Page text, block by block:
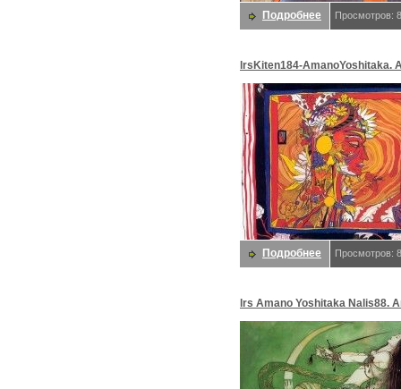
Подробнее Просмотров:
lrsKiten184-AmanoYoshitaka.
Yoshitaka
Подробнее Просмотров:
lrs Amano Yoshitaka Nalis88.